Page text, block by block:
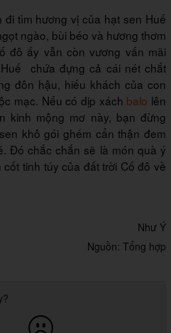
tìm hương vị của hạt sen Huế
ngào, bùi béo và hương thơm
đô ấy vẫn còn vương vấn mãi
chứa đựng cả cái nét chắt
đôn hậu, hiếu khách của con
mạc. Nếu có dịp xách balo lên
kinh mộng mơ này, bạn đừng
khô gói ghém cẩn thận đem
Đó chắc chắn sẽ là món quà ý
tinh túy của đất trời Cố đô về
Như Ý
Nguồn: Tổng hợp